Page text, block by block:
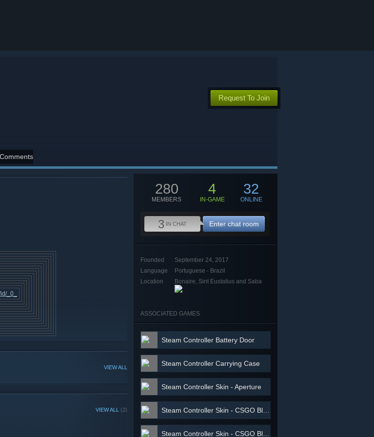
Request To Join
Comments
_0_
VIEW ALL
VIEW ALL (2)
280
MEMBERS
4
IN-GAME
32
ONLINE
3 IN CHAT Enter chat room
Founded
September 24, 2017
Language
Portuguese - Brazil
Location
Bonaire, Sint Eustatius and Saba
ASSOCIATED GAMES
Steam Controller Battery Door
Steam Controller Carrying Case
Steam Controller Skin - Aperture
Steam Controller Skin - CSGO Blue/Orange
Steam Controller Skin - CSGO Blue Camo